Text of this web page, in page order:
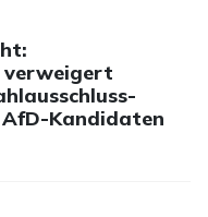
verweigert
AfD-Kandidaten